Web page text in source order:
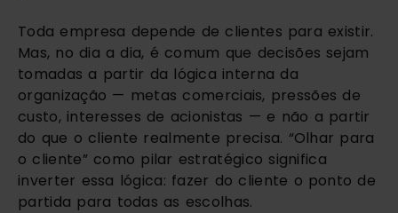
Toda empresa depende de clientes para existir.
Mas, no dia a dia, é comum que decisões sejam
tomadas a partir da lógica interna da
organização — metas comerciais, pressões de
custo, interesses de acionistas — e não a partir
do que o cliente realmente precisa. “Olhar para
o cliente” como pilar estratégico significa
inverter essa lógica: fazer do cliente o ponto de
partida para todas as escolhas.